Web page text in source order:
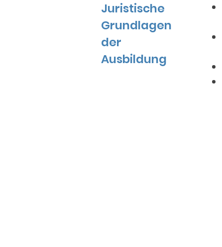
Juristische
Grundlagen
der
Ausbildung